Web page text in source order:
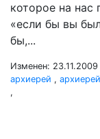
которое на нас
«если бы вы
бы,...
Изменен: 23.11.2009
архиерей ,
,